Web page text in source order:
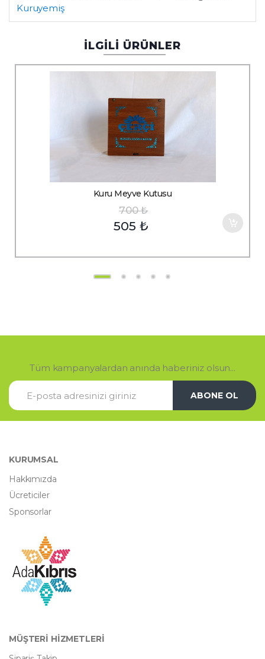
Kuruyemiş
İLGİLİ ÜRÜNLER
Kuru Meyve Kutusu
700₺
505 ₺
Tüm kampanyalardan anında haberiniz olsun...
ABONE OL
KURUMSAL
Hakkımızda
Ücreticiler
Sponsorlar
MÜŞTERİ HİZMETLERİ